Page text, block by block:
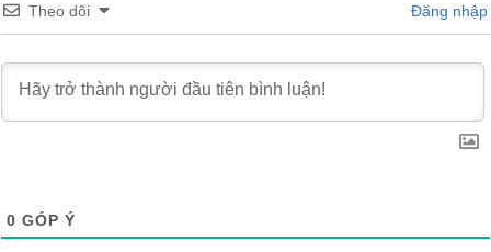
Theo dõi Đăng nhập
0 GÓP Ý